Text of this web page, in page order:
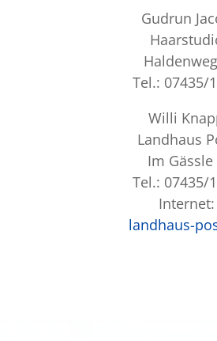
Gudrun
Tel.: 07435/
Willi
Landhaus
Im Gässle
Tel.: 07435/
Internet:
landhaus-